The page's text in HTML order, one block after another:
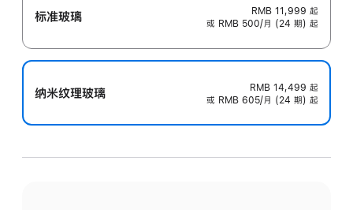
标准玻璃 RMB 11,999 起
或 RMB 500/月 (24 期) 起
纳米纹理玻璃 RMB 14,499 起
或 RMB 605/月 (24 期) 起